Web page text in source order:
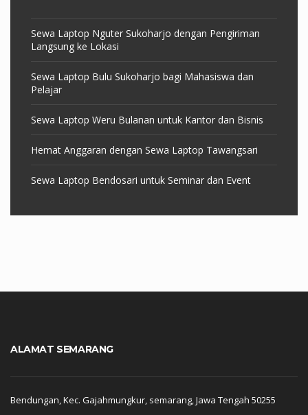
Sewa Laptop Nguter Sukoharjo dengan Pengiriman
Langsung ke Lokasi
Sewa Laptop Bulu Sukoharjo bagi Mahasiswa dan
Pelajar
Sewa Laptop Weru Bulanan untuk Kantor dan Bisnis
Hemat Anggaran dengan Sewa Laptop Tawangsari
Sewa Laptop Bendosari untuk Seminar dan Event
ALAMAT SEMARANG
Bendungan, Kec. Gajahmungkur, semarang, Jawa Tengah 50255